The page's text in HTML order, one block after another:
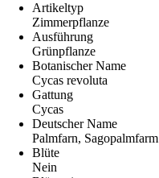
Artikeltyp
Zimmerpflanze
Ausführung
Grünpflanze
Botanischer Name
Cycas revoluta
Gattung
Cycas
Deutscher Name
Palmfarn, Sagopalmfarm
Blüte
Nein